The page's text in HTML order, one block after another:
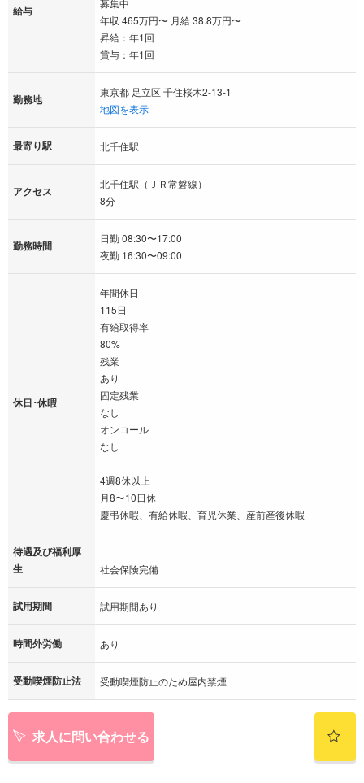
給与
募集中
年収 465万円〜 月給 38.8万円〜
昇給：年1回
賞与：年1回
勤務地
東京都 足立区 千住桜木2-13-1
地図を表示
最寄り駅 北千住駅
アクセス
北千住駅（ＪＲ常磐線）
8分
勤務時間
日勤 08:30〜17:00
夜勤 16:30〜09:00
休日･休暇
年間休日
115日
有給取得率
80%
残業
あり
固定残業
なし
オンコール
なし
4週8休以上
月8〜10日休
慶弔休暇、有給休暇、育児休業、産前産後休暇
待遇及び福利厚
生
社会保険完備
試用期間 試用期間あり
時間外労働 あり
受動喫煙防止法 受動喫煙防止のため屋内禁煙
求人に問い合わせる